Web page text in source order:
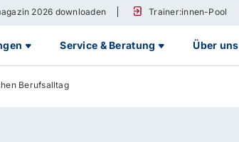
2026 downloaden Trainer:innen-Pool
Service & Beratung Über uns
Berufsalltag